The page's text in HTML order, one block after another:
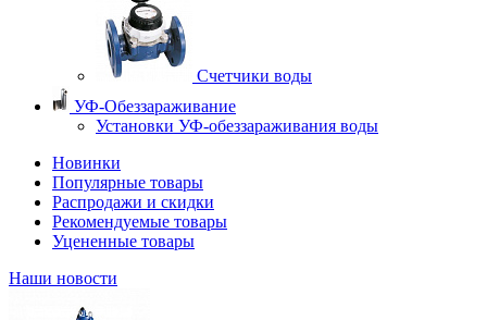
Счетчики воды
УФ-Обеззараживание
Установки УФ-обеззараживания воды
Новинки
Популярные товары
Распродажи и скидки
Рекомендуемые товары
Уцененные товары
Наши новости